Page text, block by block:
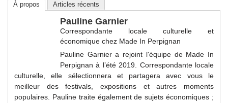
À propos Articles récents
Pauline Garnier
Correspondante locale culturelle et
économique chez Made In Perpignan
Pauline Garnier a rejoint l'équipe de Made In
Perpignan à l’été 2019. Correspondante locale
culturelle, elle sélectionnera et partagera avec vous le
meilleur des festivals, expositions et autres moments
populaires. Pauline traite également de sujets économiques ;